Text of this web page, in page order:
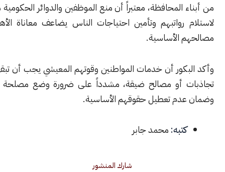
المحافظة، معتبراً أن منع الموظفين والدوائر الحكومية من الوصول
رواتبهم وتأمين احتياجات الناس يضاعف معاناة الأهالي ويعطل
الأساسية.
أن خدمات المواطنين وقوتهم المعيشي يجب أن تبقى خارج أي
أو مصالح ضيقة، مشدداً على ضرورة وضع مصلحة الأهالي أولاً
تعطيل حقوقهم الأساسية.
محمد جابر
شارك المنشور